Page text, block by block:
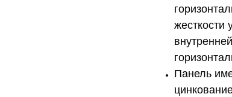
жесткости
Панель